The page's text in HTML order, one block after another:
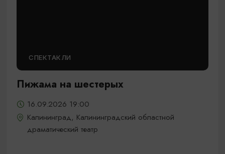
СПЕКТАКЛИ
Пижама на шестерых
16.09.2026 19:00
Калининград, Калининградский областной
драматический театр